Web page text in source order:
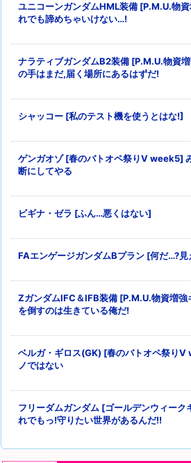
ユニコーンガンダムHML装備 [P.M.U.物
れでも諦めちゃいけない…!
ナラティブガンダムB2装備 [P.M.U.物資
の手はまだ,届く場所にあるはずだ!
シャッコー [私のテスト機を使うとはな!]
ゲンガオゾ [春のバトオペ祭りV week5]
断にしてやる
ビギナ・ゼラ [ふん…悪くはない]
FAエンゲージガンダムBプラン [何だ…?
ZガンダムIFC＆IFB装備 [P.M.U.物資増強
を倒すのは生きている俺だ!
ベルガ・ギロス(GK) [春のバトオペ祭り
ノではない
フリーダムガンダム [ゴールデンウィー
れでもっ!守りたい世界があるんだ!!